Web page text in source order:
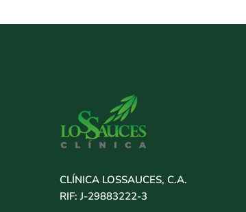
compra
CLÍNICA LOSSAUCES, C.A.
RIF: J-29883222-3